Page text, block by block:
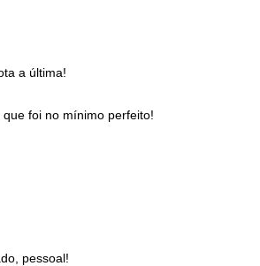
a última!
foi no mínimo perfeito!
pessoal!